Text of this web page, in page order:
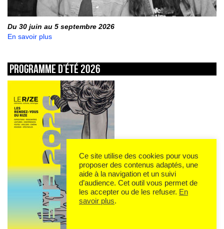
Du 30 juin au 5 septembre 2026
En savoir plus
Programme d’été 2026
Ce site utilise des cookies pour vous
proposer des contenus adaptés, une
aide à la navigation et un suivi
d’audience. Cet outil vous permet de
les accepter ou de les refuser. En
savoir plus.